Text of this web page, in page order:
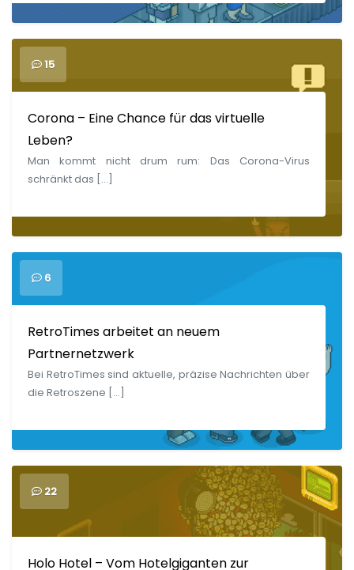
15
Corona – Eine Chance für das virtuelle
Leben?
Man kommt nicht drum rum: Das Corona-Virus
schränkt das […]
6
RetroTimes arbeitet an neuem
Partnernetzwerk
Bei RetroTimes sind aktuelle, präzise Nachrichten über
die Retroszene […]
22
Holo Hotel – Vom Hotelgiganten zur